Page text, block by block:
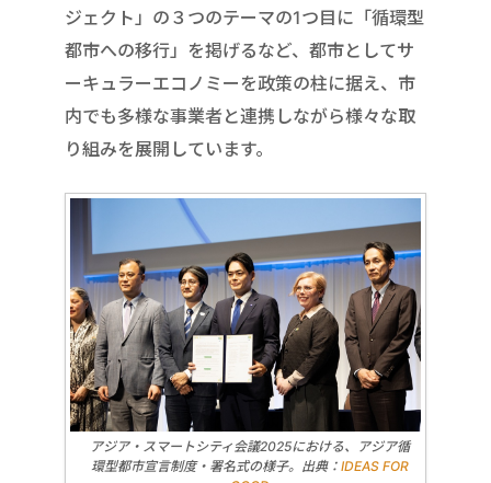
ジェクト」の３つのテーマの1つ目に「循環型
都市への移行」を掲げるなど、都市としてサ
ーキュラーエコノミーを政策の柱に据え、市
内でも多様な事業者と連携しながら様々な取
り組みを展開しています。
アジア・スマートシティ会議2025における、アジア循
環型都市宣言制度・署名式の様子。出典： IDEAS FOR